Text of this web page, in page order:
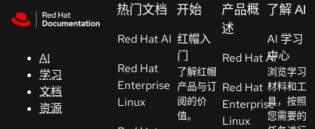
AI
学习
文档
资源
持
控制台
（Console）
热门文档
Red Hat AI
Red Hat
Enterprise
Linux
开始
红帽入
门
了解红帽
产品与订
阅的价
值。
产品概
述
Red Hat AI
Red Hat
Enterprise
Linux
了解 AI
AI 学习
中心
浏览学习
材料和工
具，按照
您需要的